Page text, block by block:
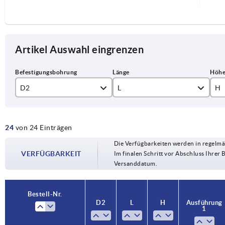
Artikel Auswahl eingrenzen
D2
10
14
L
161
H
24 von 24 Einträgen
VERFÜGBARKEIT
Die Verfügbarkeiten werden in
Im finalen Schritt vor Abschluss Ihrer
Versanddatum.
Bestell-Nr.
D2
H
Ausführung
1
Bestell-Nr.
D2
H
Ausführung
1